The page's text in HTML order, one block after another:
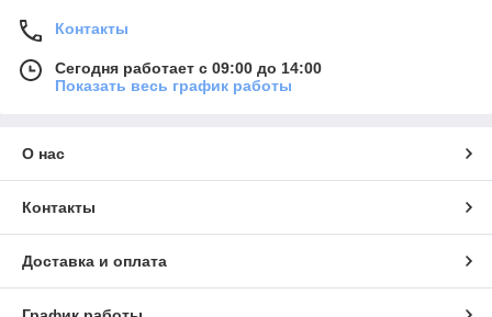
Контакты
Сегодня работает с 09:00 до 14:00
Показать весь график работы
О нас
Контакты
Доставка и оплата